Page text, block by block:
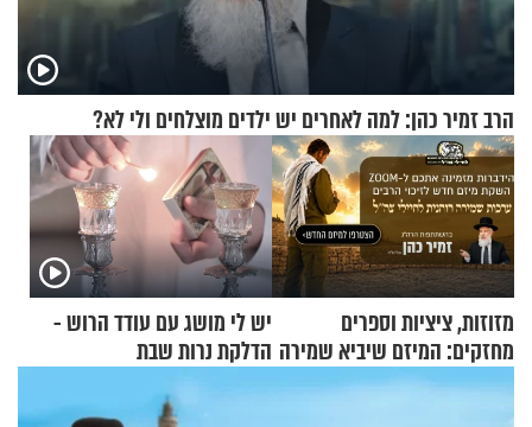
הרב זמיר כהן: למה לאחרים יש ילדים מוצלחים ולי לא?
מזוזות, ציציות וספרים
מחזקים: המיזם שיביא שמירה
רוחנית לאלפי חיילי צה"ל
יש לי מושג עם עודד הרוש -
הדלקת נרות שבת